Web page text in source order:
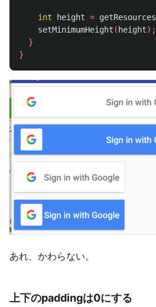
int height = getResources
setMinimumHeight ( height);
}
}
あれ、かわらない。
上下のpaddingは0にする